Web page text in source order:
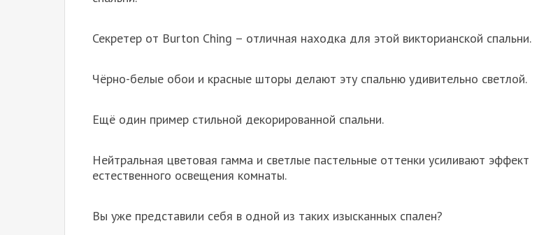
Секретер от Burton Ching – отличная находка для этой викторианской спальни.
Чëрно-белые обои и красные шторы делают эту спальню удивительно светлой.
Ещë один пример стильной декорированной спальни.
Нейтральная цветовая гамма и светлые пастельные оттенки усиливают эффект
естественного освещения комнаты.
Вы уже представили себя в одной из таких изысканных спален?